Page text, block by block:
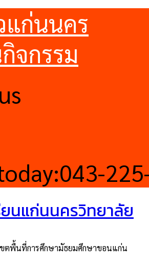
แก่นนคร
จกรรม
043-
ยนแก่นนครวิทยาลัย
ขตพื้นที่การศึกษามัธยมศึกษาขอนแก่น